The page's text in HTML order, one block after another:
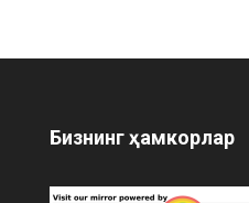
Бизнинг ҳамкорлар